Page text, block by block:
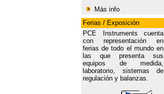
Más info
Ferias / Exposición
PCE Instruments cuenta
con representación en
ferias de todo el mundo en
las que presenta sus
equipos de medida,
laboratorio, sistemas de
regulación y balanzas.